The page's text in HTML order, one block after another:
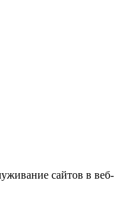
сайтов в веб-